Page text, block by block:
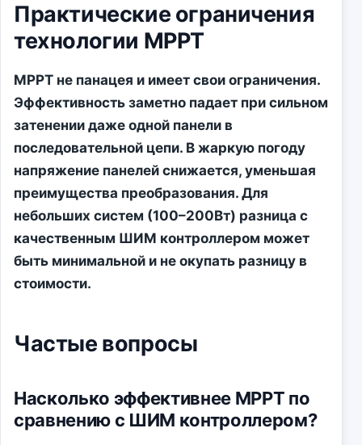
Практические ограничения
технологии MPPT
MPPT не панацея и имеет свои ограничения.
Эффективность заметно падает при сильном
затенении даже одной панели в
последовательной цепи. В жаркую погоду
напряжение панелей снижается, уменьшая
преимущества преобразования. Для
небольших систем (100–200Вт) разница с
качественным ШИМ контроллером может
быть минимальной и не окупать разницу в
стоимости.
Частые вопросы
Насколько эффективнее MPPT по
сравнению с ШИМ контроллером?